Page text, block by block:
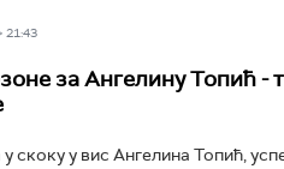
21:43
за Ангелину Топић -
скоку у вис Ангелина Топић,